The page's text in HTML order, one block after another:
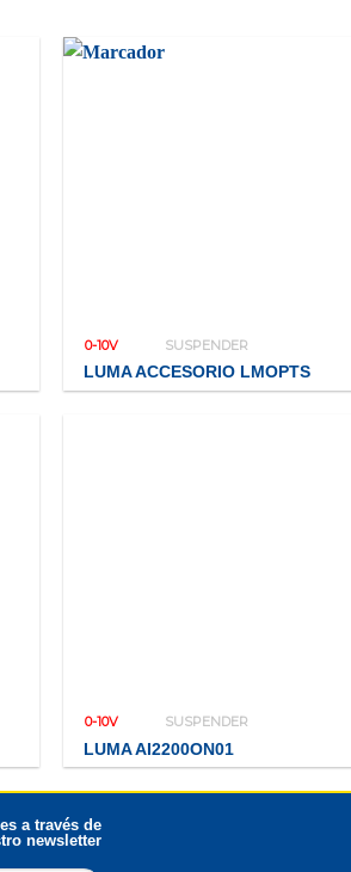
0-10V SUSPENDER
LUMA ACCESORIO LMOPTS
0-10V SUSPENDER
LUMA AI2200ON01
a través de
newsletter